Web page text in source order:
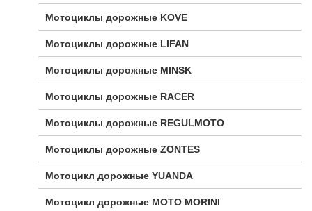
Мотоциклы дорожные KOVE
Мотоциклы дорожные LIFAN
Мотоциклы дорожные MINSK
Мотоциклы дорожные RACER
Мотоциклы дорожные REGULMOTO
Мотоциклы дорожные ZONTES
Мотоцикл дорожные YUANDA
Мотоцикл дорожные МОТО MORINI